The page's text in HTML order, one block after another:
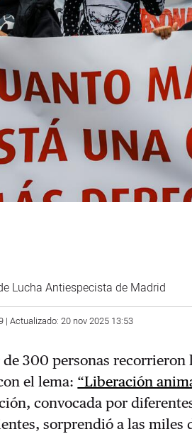
Lucha Antiespecista de Madrid
| Actualizado: 20 nov 2025 13:53
300 personas recorrieron
el lema: “Liberación
convocada por
sorprendió a las miles